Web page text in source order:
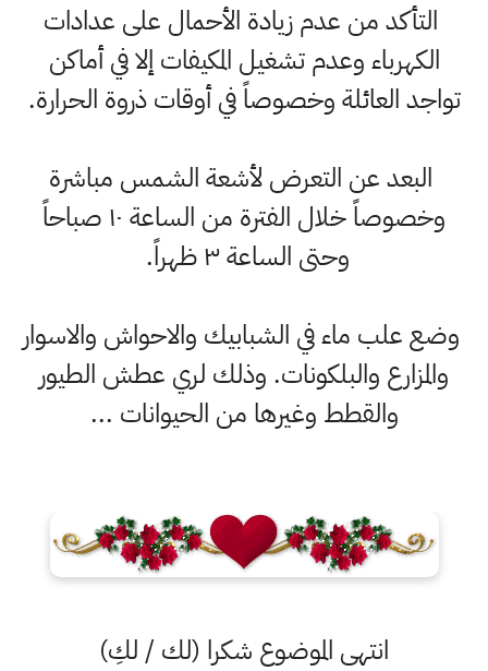
التأكد من عدم زيادة الأحمال على عدادات
الكهرباء وعدم تشغيل المكيفات إلا في أماكن
تواجد العائلة وخصوصاً في أوقات ذروة الحرارة.
البعد عن التعرض لأشعة الشمس مباشرة
وخصوصاً خلال الفترة من الساعة ١٠ صباحاً
وحتى الساعة ٣ ظهراً.
وضع علب ماء في الشبابيك والاحواش والاسوار
والمزارع والبلكونات. وذلك لري عطش الطيور
والقطط وغيرها من الحيوانات ...
انتهى الموضوع شكرا (لك / لكِ)